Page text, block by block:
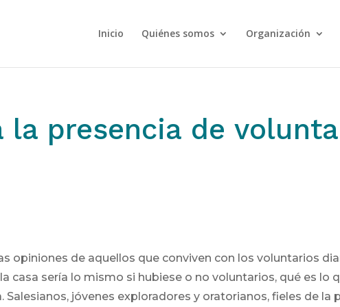
Inicio Quiénes somos Organización
la presencia de
opiniones de aquellos que conviven con los voluntarios
casa sería lo mismo si hubiese o no voluntarios, qué es lo
Salesianos, jóvenes exploradores y oratorianos, fieles de